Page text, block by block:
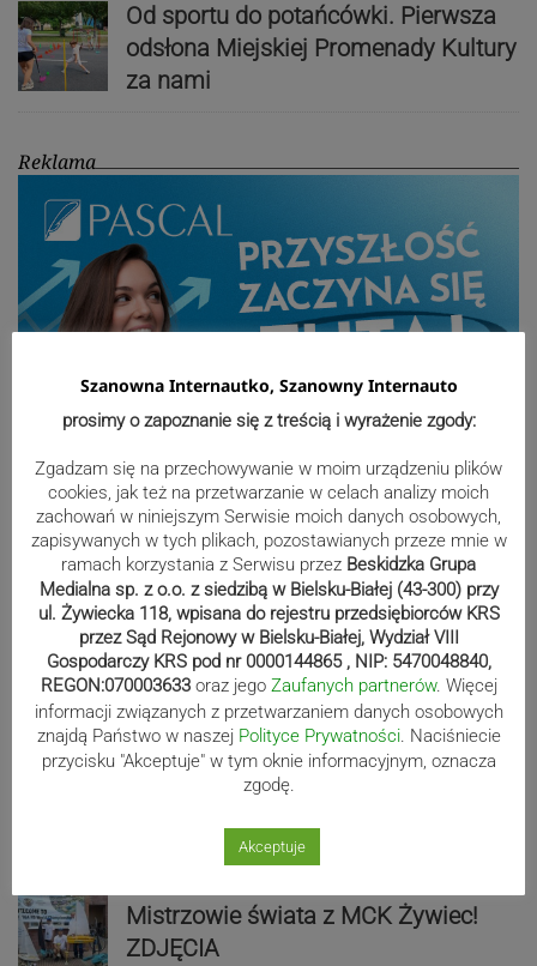
Od sportu do potańcówki. Pierwsza
odsłona Miejskiej Promenady Kultury
za nami
Reklama
Sport
Beniaminek ze spadkowiczem na
remis. Podbeskidzie – Lechia 2:2 |
ZDJĘCIA
Biało-zieloni nadal niepokonani.
Rekord – Stal 3:1 | ZDJĘCIA
Mistrzowie świata z MCK Żywiec!
ZDJĘCIA
Szanowna Internautko, Szanowny Internauto
prosimy o zapoznanie się z treścią i wyrażenie zgody:
Zgadzam się na przechowywanie w moim urządzeniu plików
cookies, jak też na przetwarzanie w celach analizy moich
zachowań w niniejszym Serwisie moich danych osobowych,
zapisywanych w tych plikach, pozostawianych przeze mnie w
ramach korzystania z Serwisu przez Beskidzka Grupa
Medialna sp. z o.o. z siedzibą w Bielsku-Białej (43-300) przy
ul. Żywiecka 118, wpisana do rejestru przedsiębiorców KRS
przez Sąd Rejonowy w Bielsku-Białej, Wydział VIII
Gospodarczy KRS pod nr 0000144865 , NIP: 5470048840,
REGON:070003633 oraz jego Zaufanych partnerów. Więcej
informacji związanych z przetwarzaniem danych osobowych
znajdą Państwo w naszej Polityce Prywatności. Naciśniecie
przycisku "Akceptuje" w tym oknie informacyjnym, oznacza
zgodę.
Akceptuje